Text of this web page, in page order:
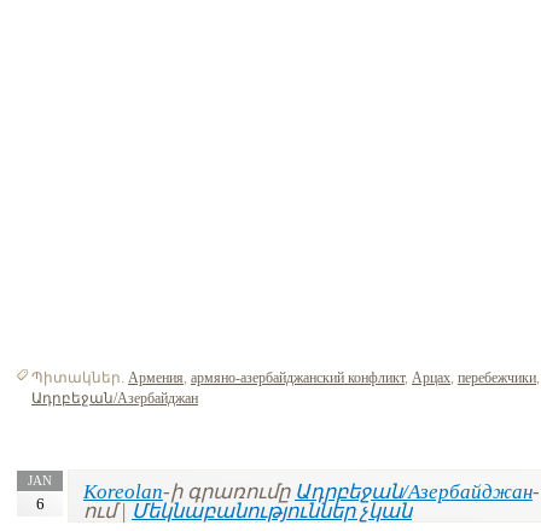
Պիտակներ. Армения, армяно-азербайджанский конфликт, Арцах, перебежчики,
Ադրբեջան/Азербайджан
JAN
6
Koreolan-ի գրառումը Ադրբեջան/Азербайджан-
ում | Մեկնաբանություններ չկան